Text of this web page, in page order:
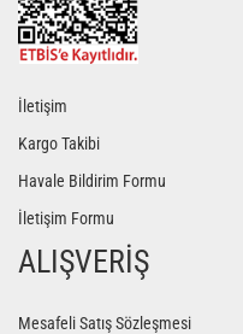
İletişim
Kargo Takibi
Havale Bildirim Formu
İletişim Formu
ALIŞVERİŞ
Mesafeli Satış Sözleşmesi